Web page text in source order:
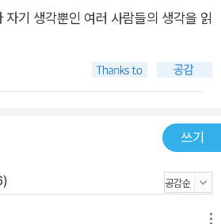
있을까? 책의 처음부터 끝까지 도저히
이야기 본연의 힘 속에서, 비로소 온
성된다.
자기 생각뿐인 여러 사람들의 생각을 읽
쓰기